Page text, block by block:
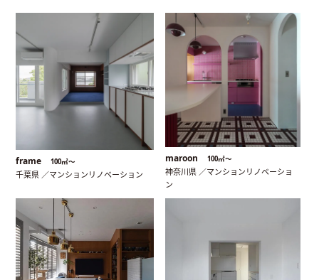
frame 100㎡〜
千葉県 ／マンションリノベーション
maroon 100㎡〜
神奈川県 ／マンションリノベーショ
ン